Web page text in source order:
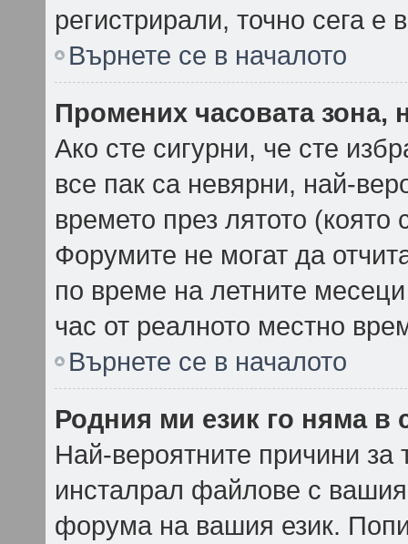
регистрирали, точно сега е
Върнете се в началото
Промених часовата зона,
Ако сте сигурни, че сте
все пак са невярни, най-
времето през лятото (която
Форумите не могат да
по време на летните
час от реалното местно
Върнете се в началото
Родния ми език го няма в
Най-вероятните причини за
инсталрал файлове с
форума на вашия език.